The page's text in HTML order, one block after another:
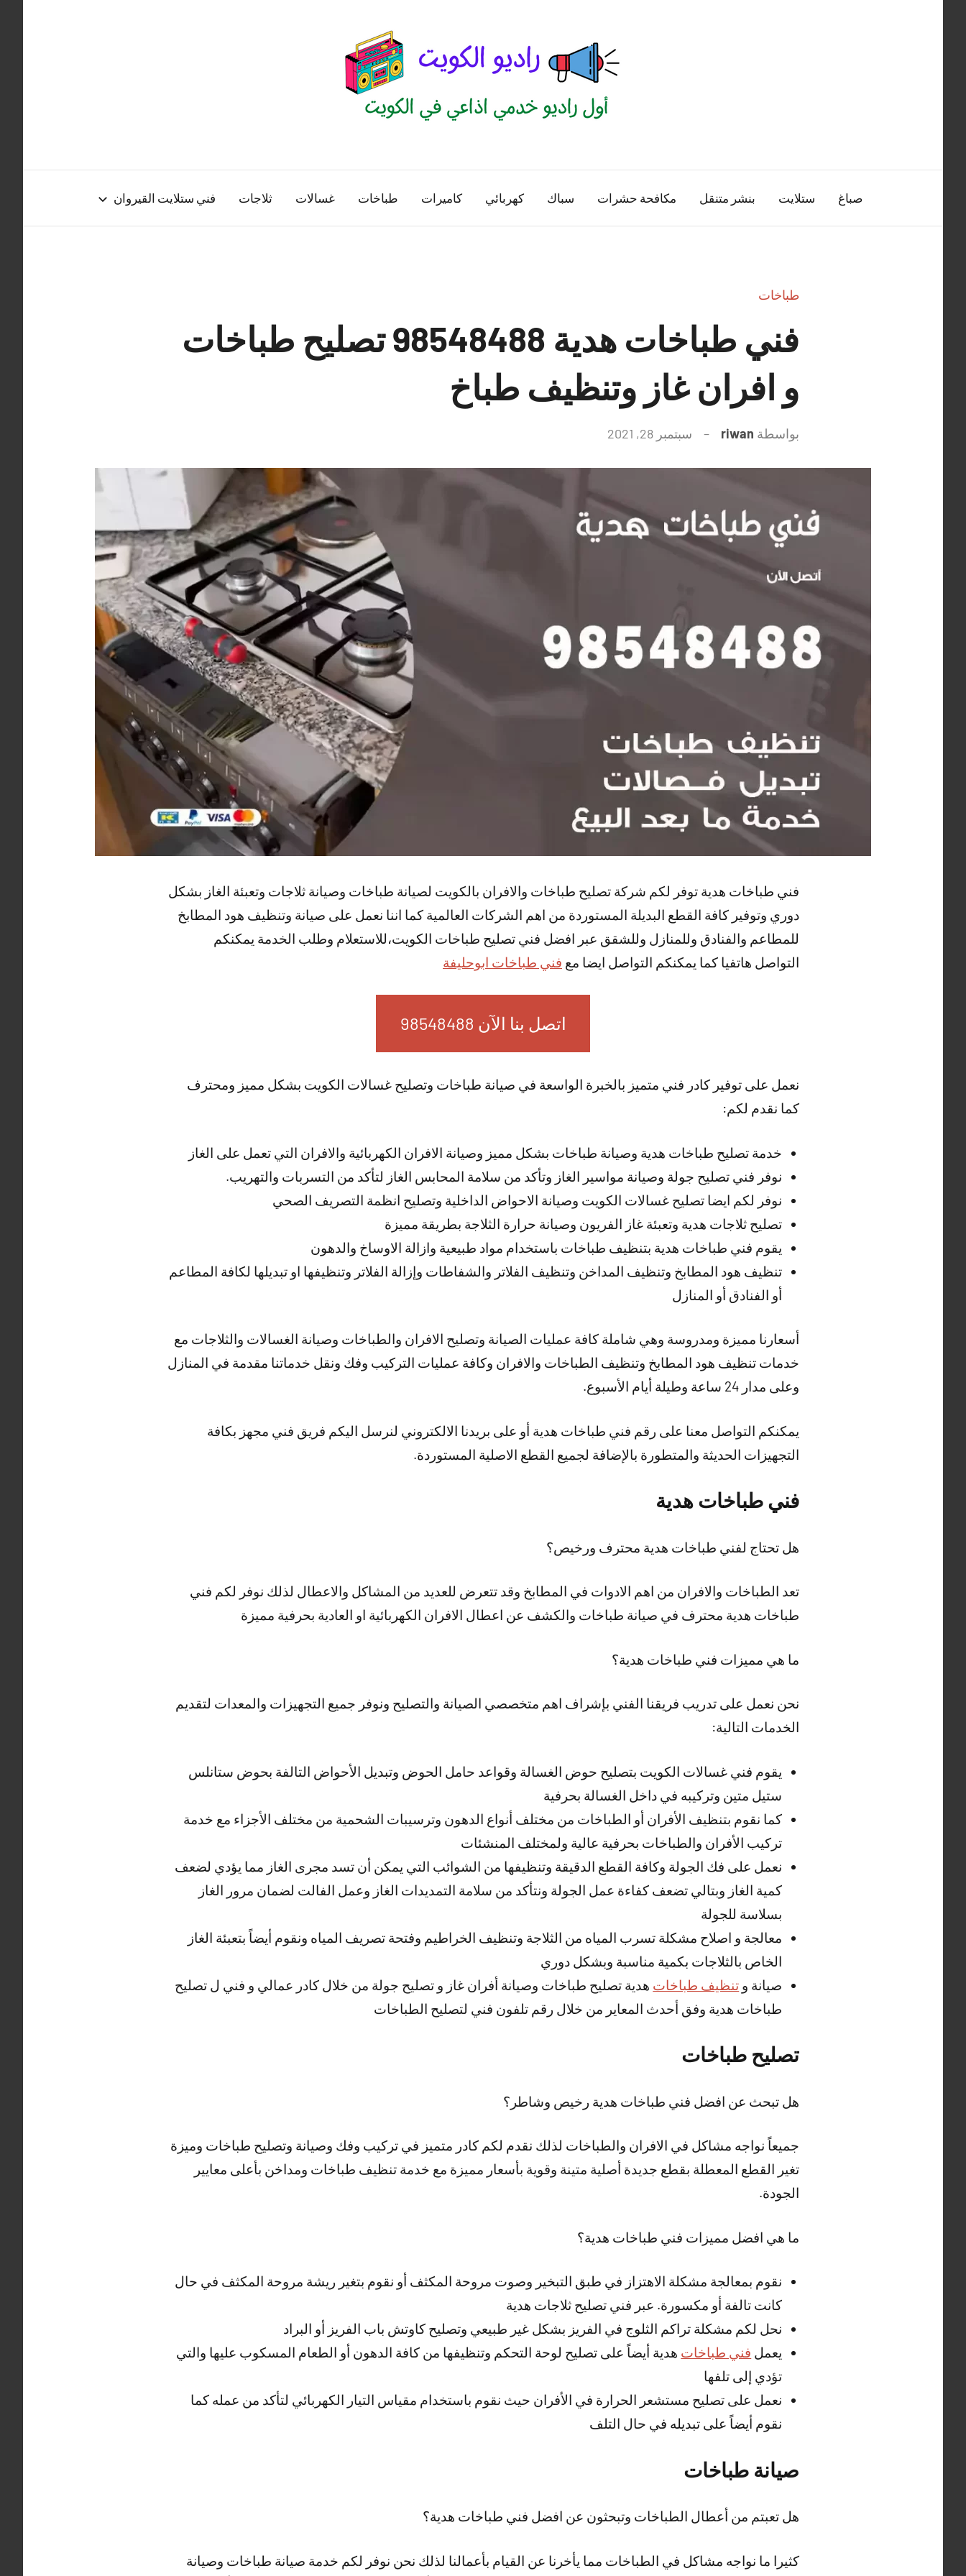
الكويت
منصة
اذاعية
صباغ ستلايت بنشر متنقل مكافحة حشرات سباك كهربائي كاميرات طباخات غسالات ثلاجات فني ستلايت القيروان
طباخات
فني طباخات هدية 98548488 تصليح طباخات
و افران غاز وتنظيف طباخ
بواسطة riwan سبتمبر 28, 2021
فني طباخات هدية توفر لكم شركة تصليح طباخات والافران بالكويت لصيانة طباخات وصيانة ثلاجات وتعبئة الغاز بشكل
دوري وتوفير كافة القطع البديلة المستوردة من اهم الشركات العالمية كما اننا نعمل على صيانة وتنظيف هود المطابخ
للمطاعم والفنادق وللمنازل وللشقق عبر افضل فني تصليح طباخات الكويت،للاستعلام وطلب الخدمة يمكنكم
التواصل هاتفيا كما يمكنكم التواصل ايضا مع فني طباخات ابوحليفة
اتصل بنا الآن 98548488
نعمل على توفير كادر فني متميز بالخبرة الواسعة في صيانة طباخات وتصليح غسالات الكويت بشكل مميز ومحترف
كما نقدم لكم:
خدمة تصليح طباخات هدية وصيانة طباخات بشكل مميز وصيانة الافران الكهربائية والافران التي تعمل على الغاز
نوفر فني تصليح جولة وصيانة مواسير الغاز وتأكد من سلامة المحابس الغاز لتأكد من التسربات والتهريب.
نوفر لكم ايضا تصليح غسالات الكويت وصيانة الاحواض الداخلية وتصليح انظمة التصريف الصحي
تصليح ثلاجات هدية وتعبئة غاز الفريون وصيانة حرارة الثلاجة بطريقة مميزة
يقوم فني طباخات هدية بتنظيف طباخات باستخدام مواد طبيعية وازالة الاوساخ والدهون
تنظيف هود المطابخ وتنظيف المداخن وتنظيف الفلاتر والشفاطات وإزالة الفلاتر وتنظيفها او تبديلها لكافة المطاعم
أو الفنادق أو المنازل
أسعارنا مميزة ومدروسة وهي شاملة كافة عمليات الصيانة وتصليح الافران والطباخات وصيانة الغسالات والثلاجات مع
خدمات تنظيف هود المطابخ وتنظيف الطباخات والافران وكافة عمليات التركيب وفك ونقل خدماتنا مقدمة في المنازل
وعلى مدار 24 ساعة وطيلة أيام الأسبوع.
يمكنكم التواصل معنا على رقم فني طباخات هدية أو على بريدنا الالكتروني لنرسل اليكم فريق فني مجهز بكافة
التجهيزات الحديثة والمتطورة بالإضافة لجميع القطع الاصلية المستوردة.
فني طباخات هدية
هل تحتاج لفني طباخات هدية محترف ورخيص؟
تعد الطباخات والافران من اهم الادوات في المطابخ وقد تتعرض للعديد من المشاكل والاعطال لذلك نوفر لكم فني
طباخات هدية محترف في صيانة طباخات والكشف عن اعطال الافران الكهربائية او العادية بحرفية مميزة
ما هي مميزات فني طباخات هدية؟
نحن نعمل على تدريب فريقنا الفني بإشراف اهم متخصصي الصيانة والتصليح ونوفر جميع التجهيزات والمعدات لتقديم
الخدمات التالية:
يقوم فني غسالات الكويت بتصليح حوض الغسالة وقواعد حامل الحوض وتبديل الأحواض التالفة بحوض ستانلس
ستيل متين وتركيبه في داخل الغسالة بحرفية
كما نقوم بتنظيف الأفران أو الطباخات من مختلف أنواع الدهون وترسيبات الشحمية من مختلف الأجزاء مع خدمة
تركيب الأفران والطباخات بحرفية عالية ولمختلف المنشئات
نعمل على فك الجولة وكافة القطع الدقيقة وتنظيفها من الشوائب التي يمكن أن تسد مجرى الغاز مما يؤدي لضعف
كمية الغاز وبتالي تضعف كفاءة عمل الجولة ونتأكد من سلامة التمديدات الغاز وعمل الفالت لضمان مرور الغاز
بسلاسة للجولة
معالجة و اصلاح مشكلة تسرب المياه من الثلاجة وتنظيف الخراطيم وفتحة تصريف المياه ونقوم أيضاً بتعبئة الغاز
الخاص بالثلاجات بكمية مناسبة وبشكل دوري
صيانة و تنظيف طباخات هدية تصليح طباخات وصيانة أفران غاز و تصليح جولة من خلال كادر عمالي و فني ل تصليح
طباخات هدية وفق أحدث المعاير من خلال رقم تلفون فني لتصليح الطباخات
تصليح طباخات
هل تبحث عن افضل فني طباخات هدية رخيص وشاطر؟
جميعاً نواجه مشاكل في الافران والطباخات لذلك نقدم لكم كادر متميز في تركيب وفك وصيانة وتصليح طباخات وميزة
تغير القطع المعطلة بقطع جديدة أصلية متينة وقوية بأسعار مميزة مع خدمة تنظيف طباخات ومداخن بأعلى معايير
الجودة.
ما هي افضل مميزات فني طباخات هدية؟
نقوم بمعالجة مشكلة الاهتزاز في طبق التبخير وصوت مروحة المكثف أو نقوم بتغير ريشة مروحة المكثف في حال
كانت تالفة أو مكسورة. عبر فني تصليح ثلاجات هدية
نحل لكم مشكلة تراكم الثلوج في الفريز بشكل غير طبيعي وتصليح كاوتش باب الفريز أو البراد
يعمل فني طباخات هدية أيضاً على تصليح لوحة التحكم وتنظيفها من كافة الدهون أو الطعام المسكوب عليها والتي
تؤدي إلى تلفها
نعمل على تصليح مستشعر الحرارة في الأفران حيث نقوم باستخدام مقياس التيار الكهربائي لتأكد من عمله كما
نقوم أيضاً على تبديله في حال التلف
صيانة طباخات
هل تعبتم من أعطال الطباخات وتبحثون عن افضل فني طباخات هدية؟
كثيرا ما نواجه مشاكل في الطباخات مما يأخرنا عن القيام بأعمالنا لذلك نحن نوفر لكم خدمة صيانة طباخات وصيانة